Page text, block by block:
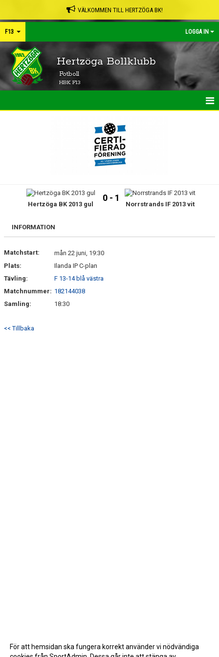
VÄLKOMMEN TILL HERTZÖGA BK!
F13 LOGGA IN
Hertzöga Bollklubb
Fotboll
HBK F13
TRUPPEN
BILDGALLERI
KONTAKT
Hertzöga BK 2013 gul
0 - 1
Norrstrands IF 2013 vit
INFORMATION
Matchstart:
mån 22 juni, 19:30
Plats:
Ilanda IP C-plan
Tävling:
F 13-14 blå västra
Matchnummer: 182144038
Samling:
18:30
<< Tillbaka
För att hemsidan ska fungera korrekt använder vi nödvändiga